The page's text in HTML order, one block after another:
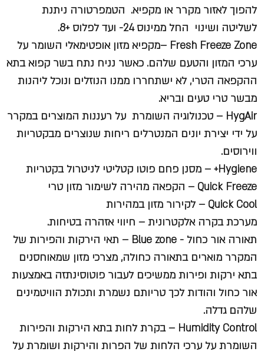
להפוך לאזור מקרר או מקפיא. הטמפרטורה ניתנת
לשליטה ושינוי החל ממינוס 24- ועד לפלוס +8.
Fresh Freeze Zone –
מקפיא מזון אופטימאלי השומר על
ערכי המזון והטעם שלהם. כאשר נניח נתח בשר קפוא בתא
ההקפאה הטרי, לא ישתחררו ממנו הנוזלים ונוכל ליהנות
מבשר טרי טעים ובריא.
HygAir –
טכנולוגיה השומרת על רעננות המוצרים במקרר
על ידי יצירת יונים המנטרלים ריחות שנוצרים מבקטריות
ווירוסים.
Hygiene+ –
מסנן פחם פוטו קטליטי לניטרול בקטריות
Quick Freeze –
הקפאה מהירה לשימור מזון טרי
Quick Cool –
לקירור מזון במהירות
מערכת בקרה אלקטרונית – חיווי אזהרה בטיחות.
תאורה אור כחול - Blue zone –
תאי הירקות והפירות של
המקרר מוארים בתאורה כחולה, מצרכי מזון שמאוחסנים
בתא ירקות ופירות ממשיכים לעבור פוטוסינתזה באמצעות
אור כחול והודות לכך טריותם נשמרת ותכולת הוויטמינים
שלהם גדלה.
Humidity Control –
בקרת לחות בתא הירקות והפירות
השומרת על ערכי הלחות של הפרות והירקות ושומרת על